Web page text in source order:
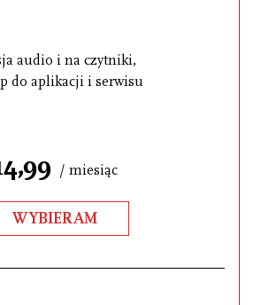
audio i na czytniki,
do aplikacji i serwisu
/ miesiąc
WYBIERAM